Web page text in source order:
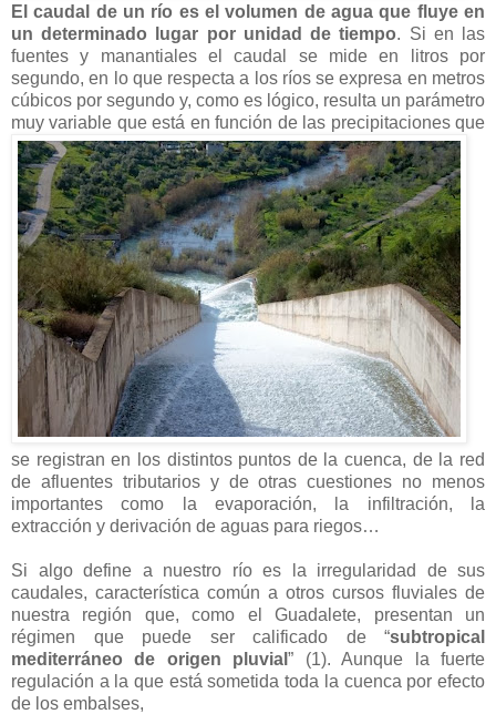
El caudal de un río es el volumen de agua que fluye en
un determinado lugar por unidad de tiempo. Si en las
fuentes y manantiales el caudal se mide en litros por
segundo, en lo que respecta a los ríos se expresa en metros
cúbicos por segundo y, como es lógico, resulta un parámetro
muy variable que está en función de las precipitaciones que
se registran en los distintos puntos de la cuenca, de la red
de afluentes tributarios y de otras cuestiones no menos
importantes como la evaporación, la infiltración, la
extracción y derivación de aguas para riegos…
Si algo define a nuestro río es la irregularidad de sus
caudales, característica común a otros cursos fluviales de
nuestra región que, como el Guadalete, presentan un
régimen que puede ser calificado de “subtropical
mediterráneo de origen pluvial” (1). Aunque la fuerte
regulación a la que está sometida toda la cuenca por efecto
de los embalses,